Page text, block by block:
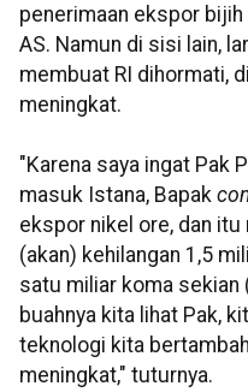
penerimaan ekspor
AS. Namun di sisi lain,
membuat RI dihormati,
meningkat.
"Karena saya ingat Pak
masuk Istana, Bapak
ekspor nikel ore, dan itu
(akan) kehilangan 1,5
satu miliar koma sekian
buahnya kita lihat Pak,
teknologi kita
meningkat," tuturnya.